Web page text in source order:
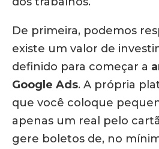
De primeira, podemos
existe um valor de
definido para começar a
Google Ads. A própria
que você coloque
apenas um real pelo
gere boletos de, no